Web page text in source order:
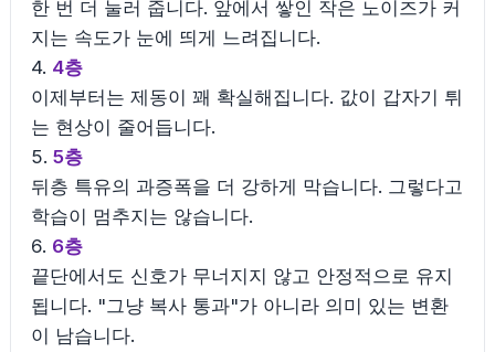
한 번 더 눌러 줍니다. 앞에서 쌓인 작은 노이즈가 커
지는 속도가 눈에 띄게 느려집니다.
4. 4층
이제부터는 제동이 꽤 확실해집니다. 값이 갑자기 튀
는 현상이 줄어듭니다.
5. 5층
뒤층 특유의 과증폭을 더 강하게 막습니다. 그렇다고
학습이 멈추지는 않습니다.
6. 6층
끝단에서도 신호가 무너지지 않고 안정적으로 유지
됩니다. "그냥 복사 통과"가 아니라 의미 있는 변환
이 남습니다.